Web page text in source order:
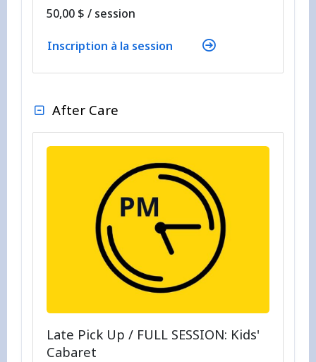
50,00 $ / par
session
Inscription à la session
After Care
Late Pick Up / FULL SESSION: Kids'
Cabaret